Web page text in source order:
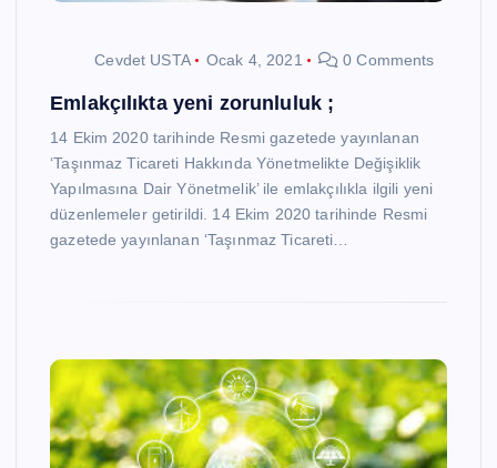
Cevdet USTA Ocak 4, 2021 0 Comments
Emlakçılıkta yeni zorunluluk ;
14 Ekim 2020 tarihinde Resmi gazetede yayınlanan
‘Taşınmaz Ticareti Hakkında Yönetmelikte Değişiklik
Yapılmasına Dair Yönetmelik’ ile emlakçılıkla ilgili yeni
düzenlemeler getirildi. 14 Ekim 2020 tarihinde Resmi
gazetede yayınlanan ‘Taşınmaz Ticareti…